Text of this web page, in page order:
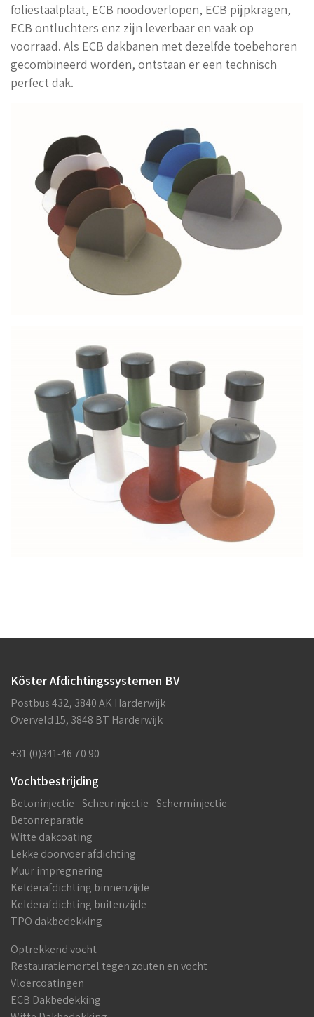
foliestaalplaat, ECB noodoverlopen, ECB pijpkragen,
ECB ontluchters enz zijn leverbaar en vaak op
voorraad. Als ECB dakbanen met dezelfde toebehoren
gecombineerd worden, ontstaan er een technisch
perfect dak.
Köster Afdichtingssystemen BV
Postbus 432, 3840 AK Harderwijk
Overveld 15, 3848 BT Harderwijk
+31 (0)341-46 70 90
Vochtbestrijding
Betoninjectie - Scheurinjectie - Scherminjectie
Betonreparatie
Witte dakcoating
Lekke doorvoer afdichting
Muur impregnering
Kelderafdichting binnenzijde
Kelderafdichting buitenzijde
TPO dakbedekking
Optrekkend vocht
Restauratiemortel tegen zouten en vocht
Vloercoatingen
ECB Dakbedekking